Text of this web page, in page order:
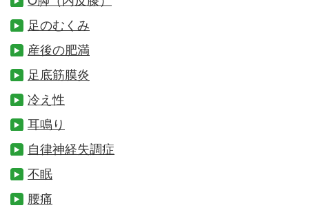
足のむくみ
産後の肥満
足底筋膜炎
冷え性
耳鳴り
自律神経失調症
不眠
腰痛